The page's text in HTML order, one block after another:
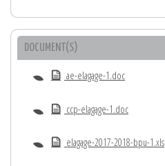
DOCUMENT(S)
ae-elagage-1.doc
ccp-elagage-1.doc
elagage-2017-2018-bpu-1.xls